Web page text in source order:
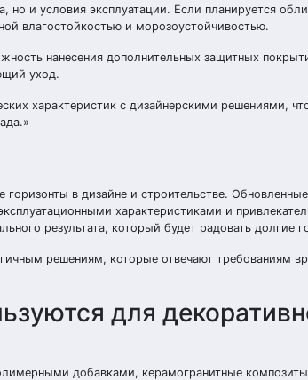
но и условия эксплуатации. Если планируется
влагостойкостью и морозоустойчивостью.
нанесения дополнительных защитных
уход.
характеристик с дизайнерскими решениями,
в дизайне и строительстве.
характеристиками и
результата, который будет радовать долгие
решениям, которые отвечают требованиям
для
добавками, керамогранитные